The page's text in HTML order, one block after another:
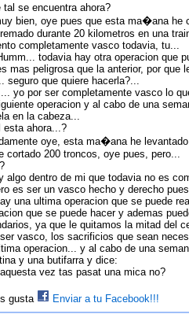
tal se encuentra ahora?
bien, oye pues que esta ma�ana he
durante 20 kilometros en una
completamente vasco todavia, tu...
todavia hay otra operacion que
mas peligrosa que la anterior, por que
seguro que quiere hacerla?...
yo por ser completamente vasco lo
operacion y al cabo de una
en la cabeza...
esta ahora...?
oye, esta ma�ana he
cortado 200 troncos, oye pues, pero...
algo dentro de mi que todavia no es
es ser un vasco hecho y derecho
una ultima operacion que se puede
que se puede hacer y ademas
ya que le quitamos la mitad del
vasco, los sacrificios que sean
operacion... y al cabo de una
y una butifarra y dice:
vez tas pasat una mica no?
gusta Enviar a tu Facebook!!!